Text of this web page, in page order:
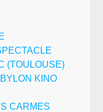
(TOULOUSE)
KINO
CARMES